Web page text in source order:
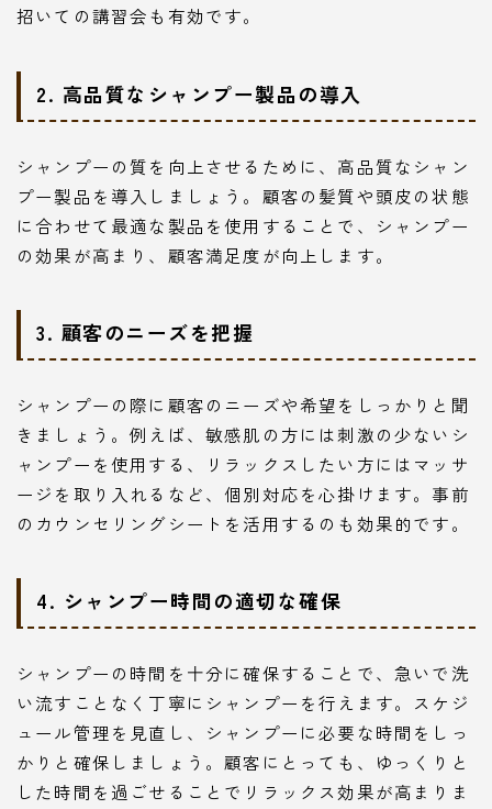
招いての講習会も有効です。
2. 高品質なシャンプー製品の導入
シャンプーの質を向上させるために、高品質なシャン
プー製品を導入しましょう。顧客の髪質や頭皮の状態
に合わせて最適な製品を使用することで、シャンプー
の効果が高まり、顧客満足度が向上します。
3. 顧客のニーズを把握
シャンプーの際に顧客のニーズや希望をしっかりと聞
きましょう。例えば、敏感肌の方には刺激の少ないシ
ャンプーを使用する、リラックスしたい方にはマッサ
ージを取り入れるなど、個別対応を心掛けます。事前
のカウンセリングシートを活用するのも効果的です。
4. シャンプー時間の適切な確保
シャンプーの時間を十分に確保することで、急いで洗
い流すことなく丁寧にシャンプーを行えます。スケジ
ュール管理を見直し、シャンプーに必要な時間をしっ
かりと確保しましょう。顧客にとっても、ゆっくりと
した時間を過ごせることでリラックス効果が高まりま